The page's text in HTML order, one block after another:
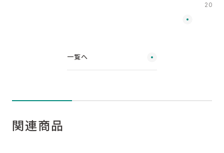
一覧へ
関連商品